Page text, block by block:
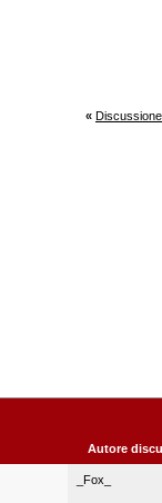
«
Autore
_Fox_